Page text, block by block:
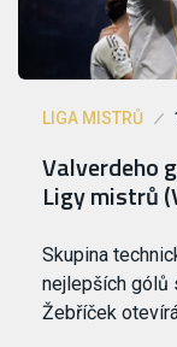
LIGA MISTRŮ
Valverdeho
Ligy mistrů
Skupina
nejlepších gólů
Žebříček